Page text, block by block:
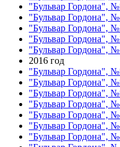
"Бульвар Гордона",
"Бульвар Гордона",
"Бульвар Гордона",
"Бульвар Гордона",
"Бульвар Гордона",
2016 год
"Бульвар Гордона",
"Бульвар Гордона",
"Бульвар Гордона",
"Бульвар Гордона",
"Бульвар Гордона",
"Бульвар Гордона",
"Бульвар Гордона",